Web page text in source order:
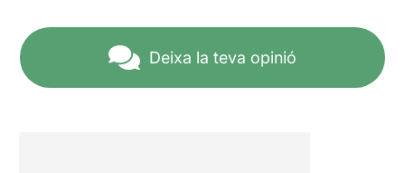
Deixa la teva opinió